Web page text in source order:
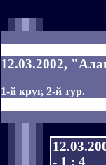
12.03.2002,
1-й круг, 2-й тур.
- 1 : 4